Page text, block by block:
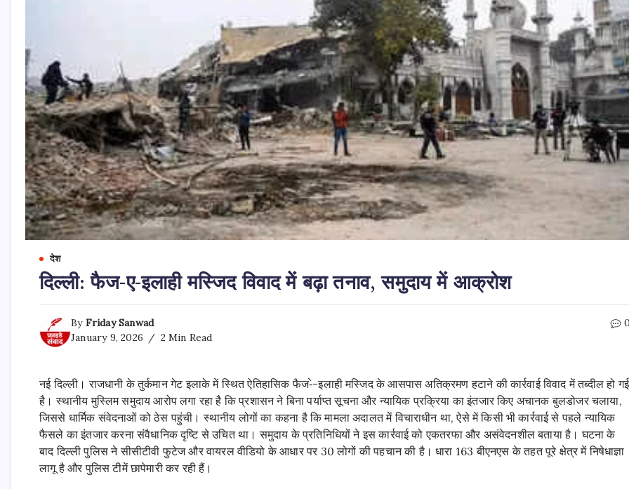
देश
दिल्ली: फैज-ए-इलाही मस्जिद विवाद में बढ़ा तनाव, समुदाय में आक्रोश
By Friday Sanwad
January 9, 2026
2 Min Read
नई दिल्ली। राजधानी के तुर्कमान गेट इलाके में स्थित ऐतिहासिक फैज-े-इलाही मस्जिद के आसपास अतिक्रमण हटाने की कार्रवाई विवाद में तब्दील हो गई
है। स्थानीय मुस्लिम समुदाय आरोप लगा रहा है कि प्रशासन ने बिना पर्याप्त सूचना और न्यायिक प्रक्रिया का इंतजार किए अचानक बुलडोजर चलाया,
जिससे धार्मिक संवेदनाओं को ठेस पहुंची। स्थानीय लोगों का कहना है कि मामला अदालत में विचाराधीन था, ऐसे में किसी भी कार्रवाई से पहले न्यायिक
फैसले का इंतजार करना संवैधानिक दृष्टि से उचित था। समुदाय के प्रतिनिधियों ने इस कार्रवाई को एकतरफा और असंवेदनशील बताया है। घटना के
बाद दिल्ली पुलिस ने सीसीटीवी फुटेज और वायरल वीडियो के आधार पर 30 लोगों की पहचान की है। धारा 163 बीएनएस के तहत पूरे क्षेत्र में निषेधाज्ञा
लागू है और पुलिस टीमें छापेमारी कर रही हैं।